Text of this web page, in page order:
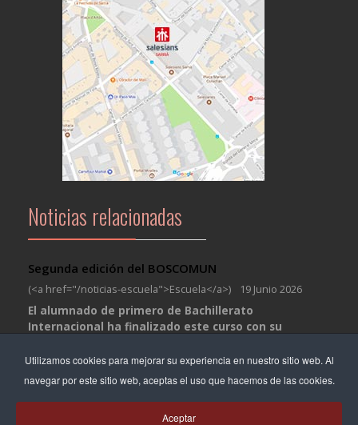
Utilizamos cookies para mejorar su experiencia en nuestro sitio web. Al
navegar por este sitio web, aceptas el uso que hacemos de las cookies.
Aceptar
Noticias relacionadas
Segunda edición del BOSCOMUN
(<a href="/noticias-escuela">Escuela</a>)
19 Junio 2026
El alumnado de primero de Bachillerato
Internacional ha finalizado este curso con su
Salida de verano MJS
La Moguda Juvenil Salesiana de la escuela ha